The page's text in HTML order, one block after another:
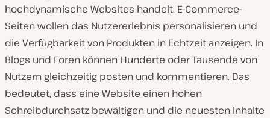
hochdynamische Websites handelt. E-Commerce-
Seiten wollen das Nutzererlebnis personalisieren und
die Verfügbarkeit von Produkten in Echtzeit anzeigen. In
Blogs und Foren können Hunderte oder Tausende von
Nutzern gleichzeitig posten und kommentieren. Das
bedeutet, dass eine Website einen hohen
Schreibdurchsatz bewältigen und die neuesten Inhalte